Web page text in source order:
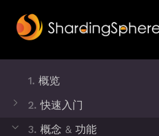
1. 概览
2.快速入门
3. 概念 & 功能